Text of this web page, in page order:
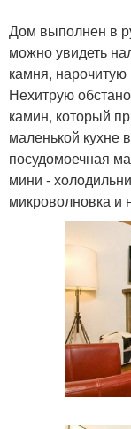
Дом выполнен в
можно увидеть
камня, нарочитую
Нехитрую
камин, который
маленькой кухне
посудомоечная
мини -
микроволновка